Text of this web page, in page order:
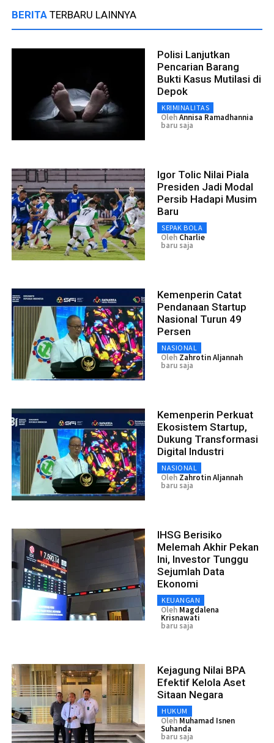
BERITA TERBARU LAINNYA
Polisi Lanjutkan
Pencarian Barang
Bukti Kasus Mutilasi di
Depok
KRIMINALITAS
OlehAnnisa Ramadhannia
baru saja
Igor Tolic Nilai Piala
Presiden Jadi Modal
Persib Hadapi Musim
Baru
SEPAK BOLA
Oleh Charlie
baru saja
Kemenperin Catat
Pendanaan Startup
Nasional Turun 49
Persen
NASIONAL
Oleh Zahrotin Aljannah
baru saja
Kemenperin Perkuat
Ekosistem Startup,
Dukung Transformasi
Digital Industri
NASIONAL
Oleh Zahrotin Aljannah
baru saja
IHSG Berisiko
Melemah Akhir Pekan
Ini, Investor Tunggu
Sejumlah Data
Ekonomi
KEUANGAN
Oleh Magdalena
Krisnawati
baru saja
Kejagung Nilai BPA
Efektif Kelola Aset
Sitaan Negara
HUKUM
Oleh Muhamad Isnen
Suhanda
baru saja